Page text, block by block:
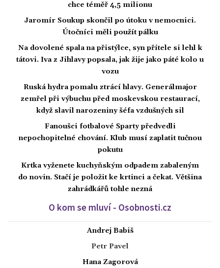
chce téměř 4,5 milionu
Jaromír Soukup skončil po útoku v nemocnici.
Útočníci měli použít pálku
Na dovolené spala na přistýlce, syn přítele si lehl k
tátovi. Iva z Jihlavy popsala, jak žije jako páté kolo u
vozu
Ruská hydra pomalu ztrácí hlavy. Generálmajor
zemřel při výbuchu před moskevskou restaurací,
když slavil narozeniny šéfa vzdušných sil
Fanoušci fotbalové Sparty předvedli
nepochopitelné chování. Klub musí zaplatit tučnou
pokutu
Krtka vyženete kuchyňským odpadem zabaleným
do novin. Stačí je položit ke krtinci a čekat. Většina
zahrádkářů tohle nezná
O kom se mluví - Osobnosti.cz
Andrej Babiš
Petr Pavel
Hana Zagorová